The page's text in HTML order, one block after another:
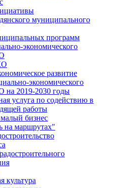
муниципального
программ
экономического
развитие
экономического
на 2019-2030 годы
услуга по содействию в
работы
бизнес
на маршрутах"
культура